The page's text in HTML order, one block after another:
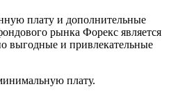
плату и дополнительные
рынка Форекс является
выгодные и привлекательные
плату.